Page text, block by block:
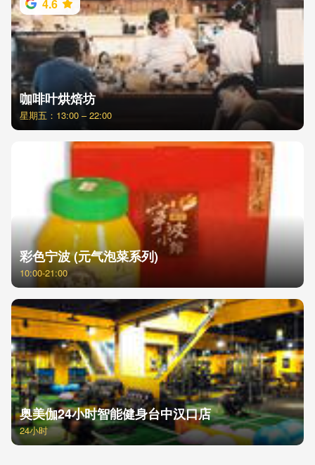
4.6
咖啡叶烘焙坊
星期五：13:00 – 22:00
彩色宁波 (元气泡菜系列)
10:00-21:00
奥美伽24小时智能健身台中汉口店
24小时